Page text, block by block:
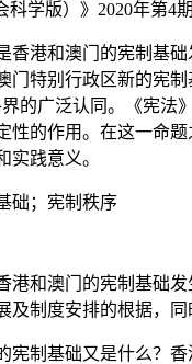
科学版）》2020年第
港和澳门的宪制基
特别行政区新的宪
的广泛认同。《宪
的作用。在这一命
践意义。
础；宪制秩序
澳门的宪制基础发
制度安排的根据，
基础又是什么？香